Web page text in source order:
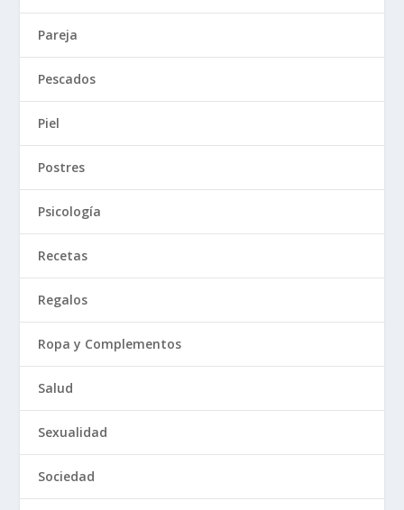
Pareja
Pescados
Piel
Postres
Psicología
Recetas
Regalos
Ropa y Complementos
Salud
Sexualidad
Sociedad